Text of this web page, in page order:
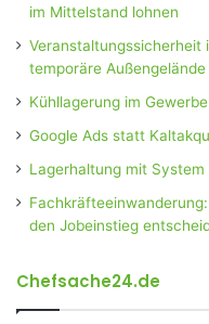
im Mittelstand lohnen
Veranstaltungssicherheit
temporäre Außengelände
Kühllagerung im
Google Ads statt
Lagerhaltung mit System
den Jobeinstieg
Chefsache24.de